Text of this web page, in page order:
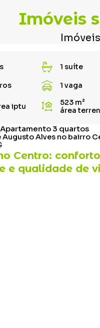
Imóveis
1 suíte
1 vaga
iptu
523 m²
área
Apartamento 3 quartos
Augusto Alves no bairro
Centro:
e qualidade de